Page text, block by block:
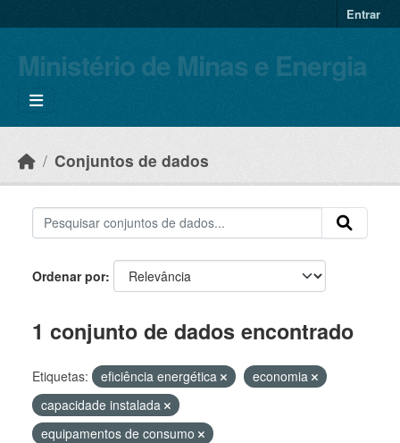
Entrar
Ministério de Minas e Energia
Conjuntos de dados
Ordenar por
1 conjunto de dados encontrado
Etiquetas: eficiência energética
economia
capacidade instalada
equipamentos de consumo